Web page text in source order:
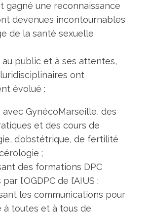
gagné une reconnaissance
devenues incontournables
de la santé sexuelle
public et à ses attentes,
ont
évolué :
GynécoMarseille, des
et des cours de
d’obstétrique, de fertilité
;
des formations DPC
l’OGDPC de l’AIUS ;
les communications pour
toutes et à tous de